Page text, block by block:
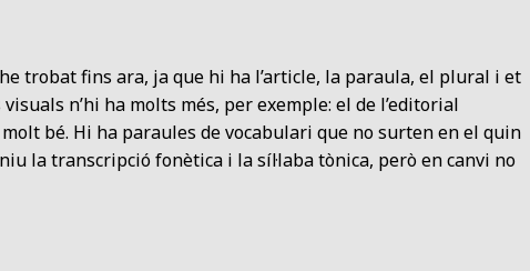
trobat fins ara, ja que hi ha l’article, la paraula, el plural i et
n’hi ha molts més, per exemple: el de l’editorial
bé. Hi ha paraules de vocabulari que no surten en el quin
la transcripció fonètica i la síl·laba tònica, però en canvi no